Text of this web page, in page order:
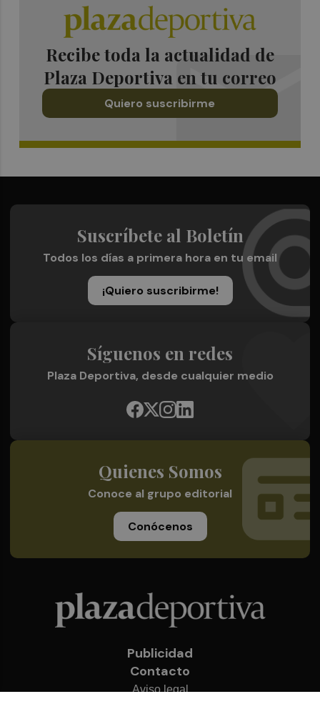
Recibe toda la actualidad de
Plaza Deportiva en tu correo
Quiero suscribirme
Suscríbete al Boletín
Todos los días a primera hora en tu email
¡Quiero suscribirme!
Síguenos en redes
Plaza Deportiva, desde cualquier medio
Quienes Somos
Conoce al grupo editorial
Conócenos
Publicidad
Contacto
Aviso legal